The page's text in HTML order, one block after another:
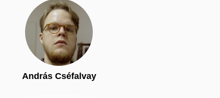
András Cséfalvay